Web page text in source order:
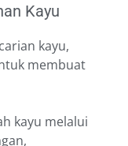
Kayu
kayu,
membuat
kayu melalui